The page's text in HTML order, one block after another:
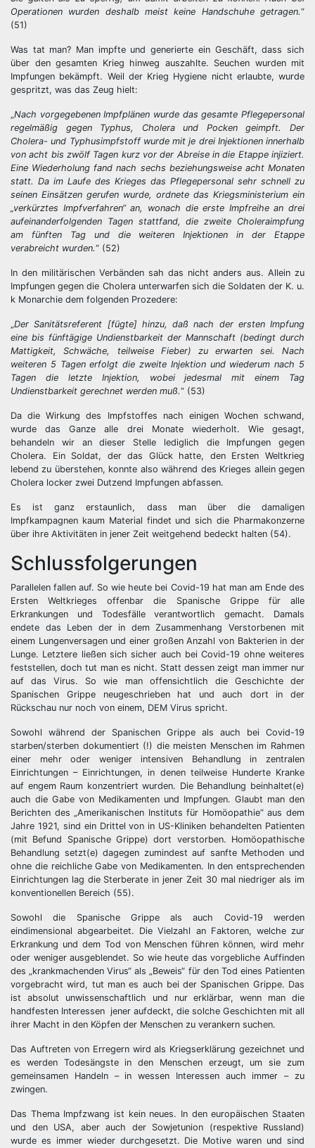
Operationen wurden deshalb meist keine Handschuhe getragen.“
(51)
Was tat man? Man impfte und generierte ein Geschäft, dass sich
über den gesamten Krieg hinweg auszahlte. Seuchen wurden mit
Impfungen bekämpft. Weil der Krieg Hygiene nicht erlaubte, wurde
gespritzt, was das Zeug hielt:
„Nach vorgegebenen Impfplänen wurde das gesamte Pflegepersonal
regelmäßig gegen Typhus, Cholera und Pocken geimpft. Der
Cholera- und Typhusimpfstoff wurde mit je drei Injektionen innerhalb
von acht bis zwölf Tagen kurz vor der Abreise in die Etappe injiziert.
Eine Wiederholung fand nach sechs beziehungsweise acht Monaten
statt. Da im Laufe des Krieges das Pflegepersonal sehr schnell zu
seinen Einsätzen gerufen wurde, ordnete das Kriegsministerium ein
„verkürztes Impfverfahren“ an, wonach die erste Impfreihe an drei
aufeinanderfolgenden Tagen stattfand, die zweite Choleraimpfung
am fünften Tag und die weiteren Injektionen in der Etappe
verabreicht wurden.“ (52)
In den militärischen Verbänden sah das nicht anders aus. Allein zu
Impfungen gegen die Cholera unterwarfen sich die Soldaten der K. u.
k Monarchie dem folgenden Prozedere:
„Der Sanitätsreferent [fügte] hinzu, daß nach der ersten Impfung
eine bis fünftägige Undienstbarkeit der Mannschaft (bedingt durch
Mattigkeit, Schwäche, teilweise Fieber) zu erwarten sei. Nach
weiteren 5 Tagen erfolgt die zweite Injektion und wiederum nach 5
Tagen die letzte Injektion, wobei jedesmal mit einem Tag
Undienstbarkeit gerechnet werden muß.“ (53)
Da die Wirkung des Impfstoffes nach einigen Wochen schwand,
wurde das Ganze alle drei Monate wiederholt. Wie gesagt,
behandeln wir an dieser Stelle lediglich die Impfungen gegen
Cholera. Ein Soldat, der das Glück hatte, den Ersten Weltkrieg
lebend zu überstehen, konnte also während des Krieges allein gegen
Cholera locker zwei Dutzend Impfungen abfassen.
Es ist ganz erstaunlich, dass man über die damaligen
Impfkampagnen kaum Material findet und sich die Pharmakonzerne
über ihre Aktivitäten in jener Zeit weitgehend bedeckt halten (54).
Schlussfolgerungen
Parallelen fallen auf. So wie heute bei Covid-19 hat man am Ende des
Ersten Weltkrieges offenbar die Spanische Grippe für alle
Erkrankungen und Todesfälle verantwortlich gemacht. Damals
endete das Leben der in dem Zusammenhang Verstorbenen mit
einem Lungenversagen und einer großen Anzahl von Bakterien in der
Lunge. Letztere ließen sich sicher auch bei Covid-19 ohne weiteres
feststellen, doch tut man es nicht. Statt dessen zeigt man immer nur
auf das Virus. So wie man offensichtlich die Geschichte der
Spanischen Grippe neugeschrieben hat und auch dort in der
Rückschau nur noch von einem, DEM Virus spricht.
Sowohl während der Spanischen Grippe als auch bei Covid-19
starben/sterben dokumentiert (!) die meisten Menschen im Rahmen
einer mehr oder weniger intensiven Behandlung in zentralen
Einrichtungen – Einrichtungen, in denen teilweise Hunderte Kranke
auf engem Raum konzentriert wurden. Die Behandlung beinhaltet(e)
auch die Gabe von Medikamenten und Impfungen. Glaubt man den
Berichten des „Amerikanischen Instituts für Homöopathie“ aus dem
Jahre 1921, sind ein Drittel von in US-Kliniken behandelten Patienten
(mit Befund Spanische Grippe) dort verstorben. Homöopathische
Behandlung setzt(e) dagegen zumindest auf sanfte Methoden und
ohne die reichliche Gabe von Medikamenten. In den entsprechenden
Einrichtungen lag die Sterberate in jener Zeit 30 mal niedriger als im
konventionellen Bereich (55).
Sowohl die Spanische Grippe als auch Covid-19 werden
eindimensional abgearbeitet. Die Vielzahl an Faktoren, welche zur
Erkrankung und dem Tod von Menschen führen können, wird mehr
oder weniger ausgeblendet. So wie heute das vorgebliche Auffinden
des „krankmachenden Virus“ als „Beweis“ für den Tod eines Patienten
vorgebracht wird, tut man es auch bei der Spanischen Grippe. Das
ist absolut unwissenschaftlich und nur erklärbar, wenn man die
handfesten Interessen jener aufdeckt, die solche Geschichten mit all
ihrer Macht in den Köpfen der Menschen zu verankern suchen.
Das Auftreten von Erregern wird als Kriegserklärung gezeichnet und
es werden Todesängste in den Menschen erzeugt, um sie zum
gemeinsamen Handeln – in wessen Interessen auch immer – zu
zwingen.
Das Thema Impfzwang ist kein neues. In den europäischen Staaten
und den USA, aber auch der Sowjetunion (respektive Russland)
wurde es immer wieder durchgesetzt. Die Motive waren und sind